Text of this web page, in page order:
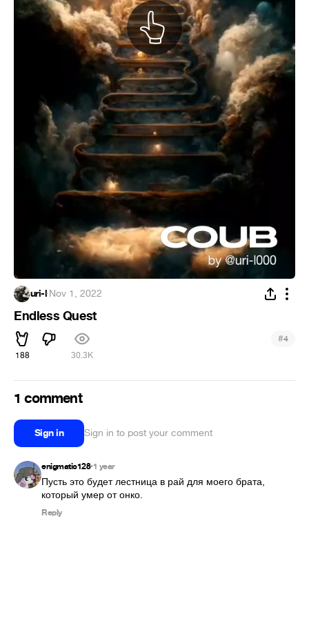
uri-l·Nov 1, 2022
Endless Quest
188 30.3K
#4
1 comment
Sign in Sign in to post your comment
enigmatic128•1 year
Пусть это будет лестница в рай для моего брата,
который умер от онко.
Reply